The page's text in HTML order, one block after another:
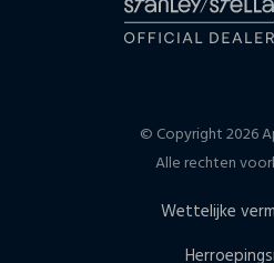
© Copyright 2026
Alle rechten
Wettelijke